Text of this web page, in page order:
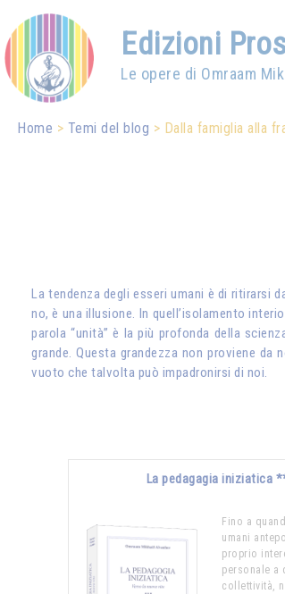
Edizioni
Le opere di Omraam
Home Temi del blog Dalla famiglia alla
La tendenza degli esseri umani è di ritirarsi
no, è una illusione. In quell’isolamento
parola “unità” è la più profonda della
grande. Questa grandezza non proviene
vuoto che talvolta può impadronirsi di noi.
La pedagagia iniziatica
Fino a
umani
proprio
personale a
collettività,